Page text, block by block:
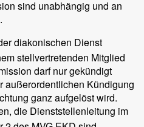
sind unabhängig und an
diakonischen Dienst
stellvertretenden Mitglied
darf nur gekündigt
außerordentlichen Kündigung
ganz aufgelöst wird.
die Dienststellenleitung im